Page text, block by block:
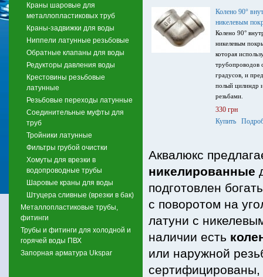
Краны шаровые для
металлопластиковых труб
Краны-задвижки для воды
Ниппели латунные резьбовые
Обратные клапаны для воды
Редукторы давления воды
Крестовины резьбовые
латунные
Резьбовые переходы латунные
Соединительные муфты для
труб
Тройники латунные
Фильтры грубой очистки
Хомуты для врезки в
водопроводные трубы
Шаровые краны для воды
Штуцера сливные (врезки в бак)
Металлопластиковые трубы,
фитинги
Трубы и фитинги для холодной и
горячей воды ПВХ
Запорная арматура Ukspar
Колено 90°
никелевым
Колено 90°
никелевым
которая
трубопроводов
градусов, и
полый цилиндр
резьбами.
330 грн
Купить
Аквалюкс
никелированные
подготовлен
с поворотом на
латуни с
наличии есть
или наружной
сертифицированы,